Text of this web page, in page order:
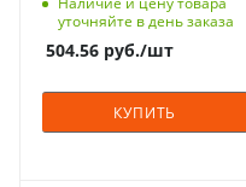
уточняйте в день заказа
504.56 руб./шт
КУПИТЬ